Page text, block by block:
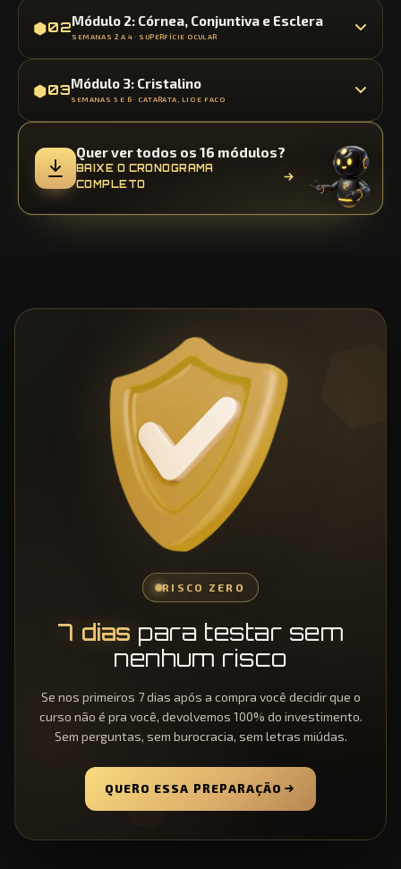
⬢02Módulo 2: Córnea, Conjuntiva e Esclera
SEMANAS 2 A 4 · SUPERFÍCIE OCULAR
⬢03Módulo 3: Cristalino
SEMANAS 5 E 6 · CATARATA, LIO E FACO
Quer ver todos os 16 módulos?
BAIXE O CRONOGRAMA
COMPLETO
RISCO ZERO
7 dias para testar sem
nenhum risco
Se nos primeiros 7 dias após a compra você decidir que o
curso não é pra você, devolvemos 100% do investimento.
Sem perguntas, sem burocracia, sem letras miúdas.
QUERO ESSA PREPARAÇÃO